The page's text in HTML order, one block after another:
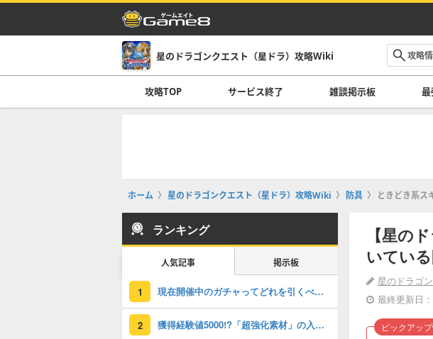
星のドラゴンクエスト（星ドラ）攻略Wiki
攻略TOP サービス終了 雑談掲示板
ホーム 星のドラゴンクエスト（星ドラ）攻略Wiki 防具 ときどき系ス
【星の
いてい
星のドラゴ
最終更新日
ピックアッ
ランキング
人気記事 掲示板
1 現在開催中のガチャってどれを引くべき？｜ガチャ情報一覧
2 獲得経験値5000!?「超強化素材」の入手方法！